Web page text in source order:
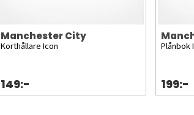
Manchester City
Korthållare Icon
149:-
Plånbok
199:-